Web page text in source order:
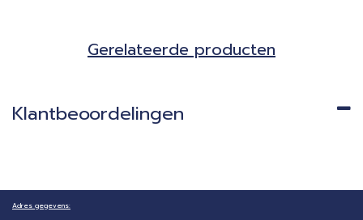
Gerela​teerde producten​
Klantbeoordelingen
Adres gegevens: